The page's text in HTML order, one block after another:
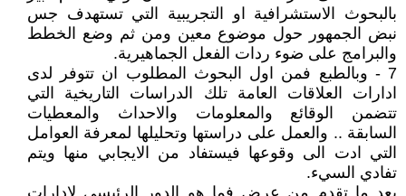
بالبحوث الاستشرافية او التجريبية التي تستهدف جس
نبض الجمهور حول موضوع معين ومن ثم وضع الخطط
والبرامج على ضوء ردات الفعل الجماهيرية.
7 - وبالطبع فمن اول البحوث المطلوب ان تتوفر لدى
ادارات العلاقات العامة تلك الدراسات التاريخية التي
تتضمن الوقائع والمعلومات والاحداث والمعطيات
السابقة .. والعمل على دراستها وتحليلها لمعرفة العوامل
التي ادت الى وقوعها فيستفاد من الايجابي منها ويتم
تفادي السيء.